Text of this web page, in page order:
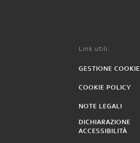
Link utili:
GESTIONE COOKIE
COOKIE POLICY
NOTE LEGALI
DICHIARAZIONE
ACCESSIBILITÀ